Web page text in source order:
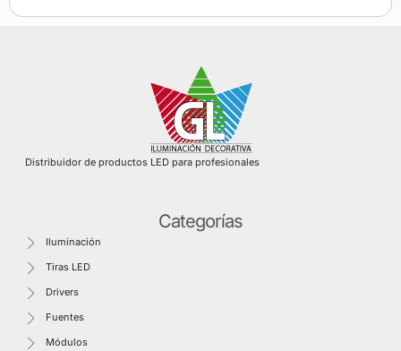
Distribuidor de productos LED para profesionales
Categorías
Iluminación
Tiras LED
Drivers
Fuentes
Módulos